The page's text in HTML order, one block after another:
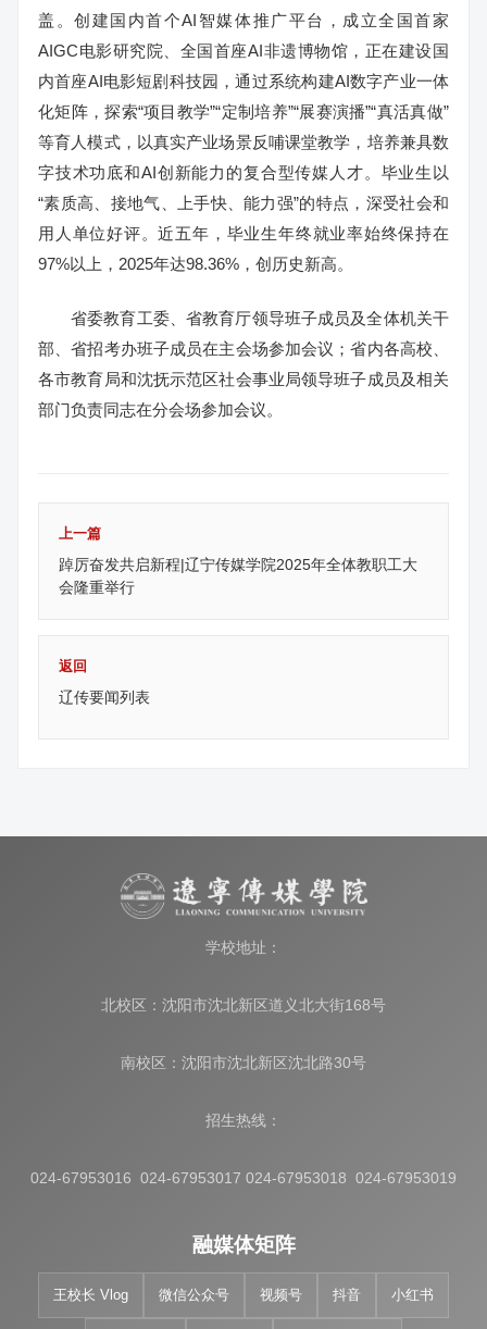
盖。创建国内首个AI智媒体推广平台，成立全国首家
AIGC电影研究院、全国首座AI非遗博物馆，正在建设国
内首座AI电影短剧科技园，通过系统构建AI数字产业一体
化矩阵，探索“项目教学”“定制培养”“展赛演播”“真活真做”
等育人模式，以真实产业场景反哺课堂教学，培养兼具数
字技术功底和AI创新能力的复合型传媒人才。毕业生以
“素质高、接地气、上手快、能力强”的特点，深受社会和
用人单位好评。近五年，毕业生年终就业率始终保持在
97%以上，2025年达98.36%，创历史新高。
省委教育工委、省教育厅领导班子成员及全体机关干
部、省招考办班子成员在主会场参加会议；省内各高校、
各市教育局和沈抚示范区社会事业局领导班子成员及相关
部门负责同志在分会场参加会议。
上一篇
踔厉奋发共启新程|辽宁传媒学院2025年全体教职工大
会隆重举行
返回
辽传要闻列表
学校地址：
北校区：沈阳市沈北新区道义北大街168号
南校区：沈阳市沈北新区沈北路30号
招生热线：
024-67953016 024-67953017 024-67953018 024-67953019
融媒体矩阵
王校长 Vlog 微信公众号 视频号 抖音 小红书